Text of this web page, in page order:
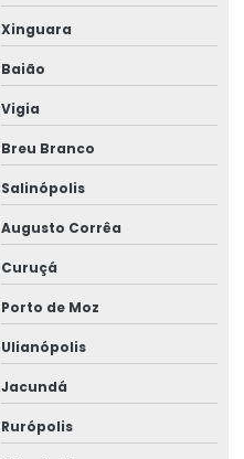
Xinguara
Baião
Vigia
Breu Branco
Salinópolis
Augusto Corrêa
Curuçá
Porto de Moz
Ulianópolis
Jacundá
Rurópolis